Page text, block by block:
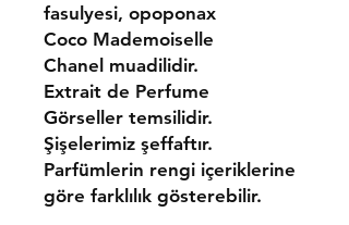
fasulyesi, opoponax
Coco Mademoiselle
Chanel muadilidir.
Extrait de Perfume
Görseller temsilidir.
Şişelerimiz şeffaftır.
Parfümlerin rengi içeriklerine
göre farklılık gösterebilir.